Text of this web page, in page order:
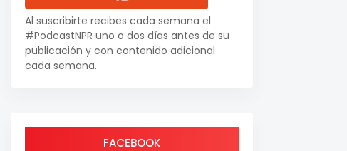
Al suscribirte recibes cada semana el
#PodcastNPR uno o dos días antes de su
publicación y con contenido adicional
cada semana.
FACEBOOK